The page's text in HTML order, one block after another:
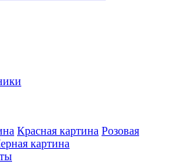
Красная картина Розовая
картина